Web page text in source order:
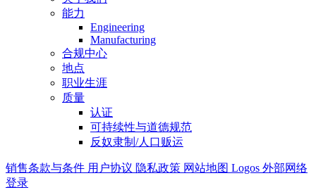
能力
Engineering
Manufacturing
合规中心
地点
职业生涯
质量
认证
可持续性与道德规范
反奴隶制/人口贩运
销售条款与条件 用户协议 隐私政策 网站地图 Logos 外部网络
登录